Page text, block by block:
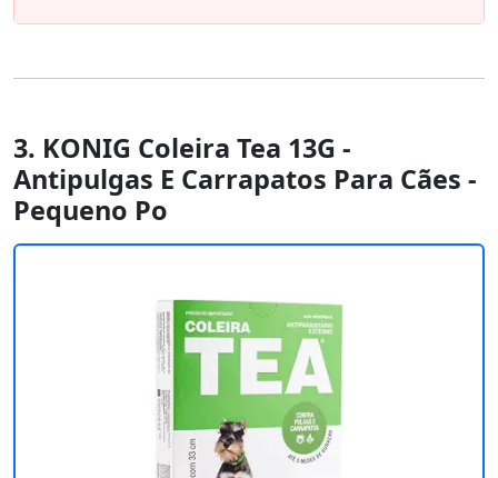
3. KONIG Coleira Tea 13G -
Antipulgas E Carrapatos Para Cães -
Pequeno Po